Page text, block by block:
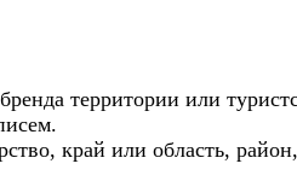
территории или
край или область,